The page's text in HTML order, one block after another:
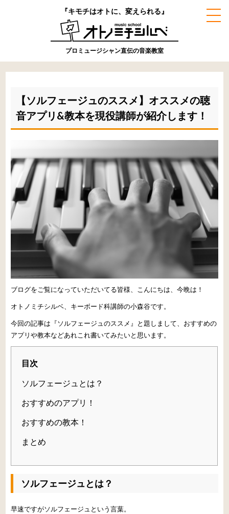
『キモチはオトに、変えられる』
プロミュージシャン直伝の音楽教室
【ソルフェージュのススメ】オススメの聴
音アプリ&教本を現役講師が紹介します！
ブログをご覧になっていただいてる皆様、こんにちは、今晩は！
オトノミチシルベ、キーボード科講師の小森谷です。
今回の記事は『ソルフェージュのススメ』と題しまして、おすすめの
アプリや教本などあれこれ書いてみたいと思います。
目次
ソルフェージュとは？
おすすめのアプリ！
おすすめの教本！
まとめ
ソルフェージュとは？
早速ですがソルフェージュという言葉。